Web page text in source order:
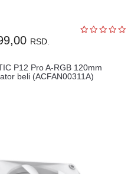
RSD.
P12 Pro A-RGB 120mm
beli (ACFAN00311A)